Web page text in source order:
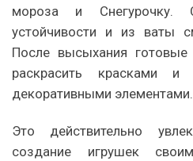
мороза и Снегурочку.
устойчивости и из ваты
После высыхания
раскрасить красками и
декоративными элементами.
Это действительно
создание игрушек